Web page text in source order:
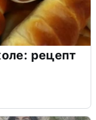
рецепт